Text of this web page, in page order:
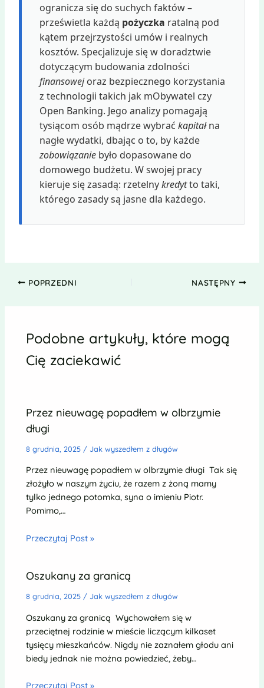
ogranicza się do suchych faktów –
prześwietla każdą pożyczka ratalną pod
kątem przejrzystości umów i realnych
kosztów. Specjalizuje się w doradztwie
dotyczącym budowania zdolności
finansowejoraz bezpiecznego korzystania
z technologii takich jak mObywatel czy
Open Banking. Jego analizy pomagają
tysiącom osób mądrze wybrać kapitałna
nagłe wydatki, dbając o to, by każde
zobowiązaniebyło dopasowane do
domowego budżetu. W swojej pracy
kieruje się zasadą: rzetelnykredytto taki,
którego zasady są jasne dla każdego.
POPRZEDNI NASTĘPNY
Podobne artykuły, które mogą
Cię zaciekawić
Przez nieuwagę popadłem w olbrzymie
długi
8 grudnia, 2025 /Jak wyszedłem z długów
Przez nieuwagę popadłem w olbrzymie długi Tak się
złożyło w naszym życiu, że razem z żoną mamy
tylko jednego potomka, syna o imieniu Piotr.
Pomimo,…
Przeczytaj Post »
Oszukany za granicą
8 grudnia, 2025 /Jak wyszedłem z długów
Oszukany za granicą Wychowałem się w
przeciętnej rodzinie w mieście liczącym kilkaset
tysięcy mieszkańców. Nigdy nie zaznałem głodu ani
biedy jednak nie można powiedzieć, żeby…
Przeczytaj Post »